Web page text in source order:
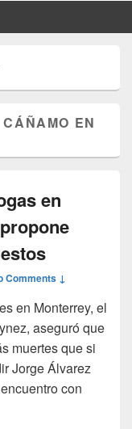
EN
en
Comments ↓
en Monterrey, el
aseguró que
muertes que si
Jorge Álvarez
con
de las